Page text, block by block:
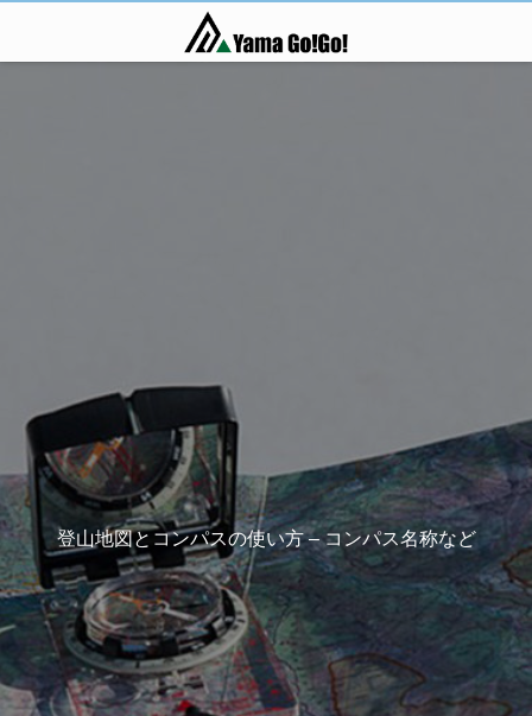
登山地図とコンパスの使い方 – コンパス名称など